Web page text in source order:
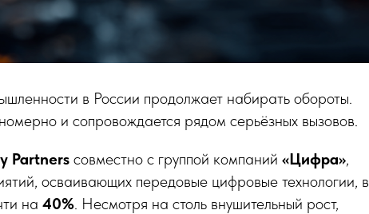
в России продолжает набирать обороты.
и сопровождается рядом серьёзных вызовов.
Partners совместно с группой компаний «Цифра»,
осваивающих передовые цифровые технологии, в
на 40%. Несмотря на столь внушительный рост,